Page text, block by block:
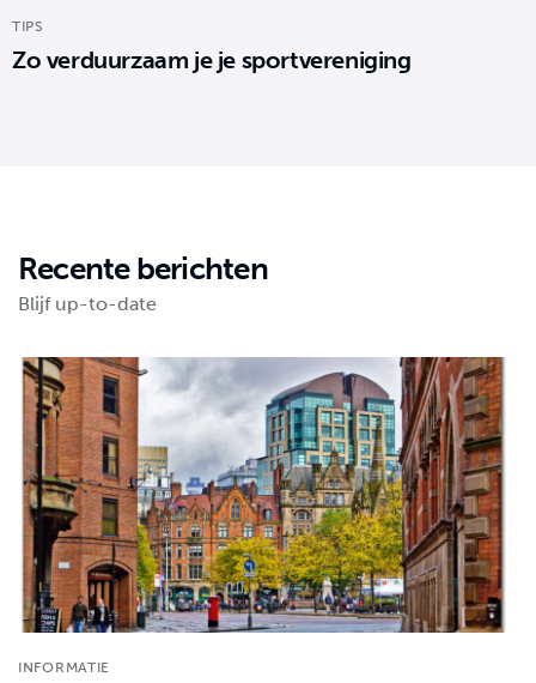
TIPS
Zo verduurzaam je je sportvereniging
Recente berichten
Blijf up-to-date
INFORMATIE